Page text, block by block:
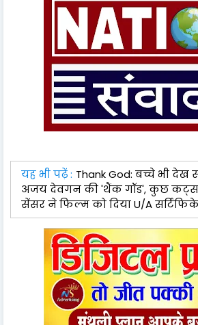
यह भी पढ़ें : Thank God: बच्चे भी
अजय देवगन की 'थैंक गॉड', कुछ
सेंसर ने फिल्म को दिया U/A